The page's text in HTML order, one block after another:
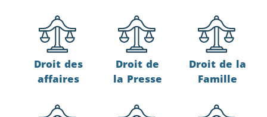
Droit de la
Famille
Droit de
la Presse
Droit des
affaires